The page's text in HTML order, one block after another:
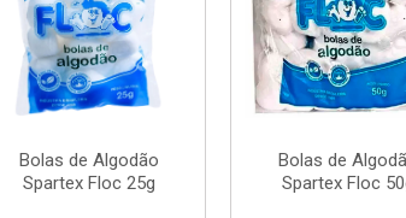
Bolas de Algodão
Spartex Floc 25g
Bolas de
Spartex Floc